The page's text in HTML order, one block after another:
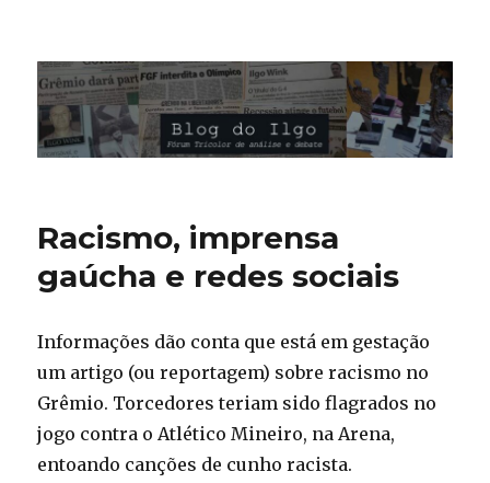
Blog do Ilgo Wink
Racismo, imprensa
gaúcha e redes sociais
Informações dão conta que está em gestação
um artigo (ou reportagem) sobre racismo no
Grêmio. Torcedores teriam sido flagrados no
jogo contra o Atlético Mineiro, na Arena,
entoando canções de cunho racista.